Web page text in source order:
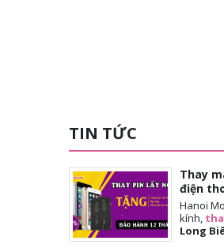
TIN TỨC
Thay
điện
Hanoi
kính,
Long